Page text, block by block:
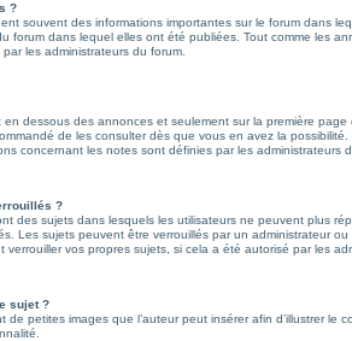
?
souvent des informations importantes sur le forum dans
forum dans lequel elles ont été publiées. Tout comme les
les administrateurs du forum.
dessous des annonces et seulement sur la première
de les consulter dès que vous en avez la
concernant les notes sont définies par les administrateurs
?
des sujets dans lesquels les utilisateurs ne peuvent plus
Les sujets peuvent être verrouillés par un administrateur
verrouiller vos propres sujets, si cela a été autorisé par les
sujet ?
de petites images que l’auteur peut insérer afin d’illustrer le